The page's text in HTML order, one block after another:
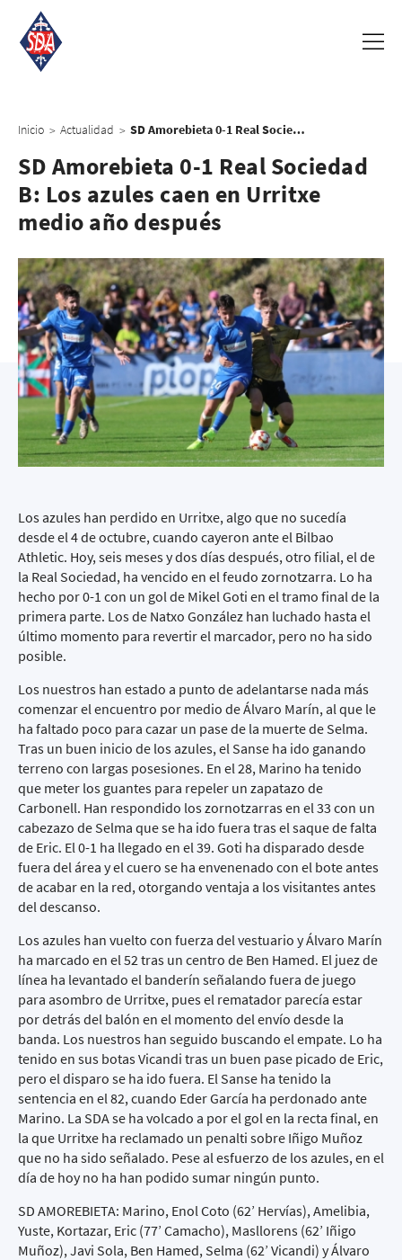
Inicio > Actualidad > SD Amorebieta 0-1 Real Sociedad B: Los azules caen en Urritxe medio año después
SD Amorebieta 0-1 Real Sociedad
B: Los azules caen en Urritxe
medio año después
Los azules han perdido en Urritxe, algo que no sucedía
desde el 4 de octubre, cuando cayeron ante el Bilbao
Athletic. Hoy, seis meses y dos días después, otro filial, el de
la Real Sociedad, ha vencido en el feudo zornotzarra. Lo ha
hecho por 0-1 con un gol de Mikel Goti en el tramo final de la
primera parte. Los de Natxo González han luchado hasta el
último momento para revertir el marcador, pero no ha sido
posible.
Los nuestros han estado a punto de adelantarse nada más
comenzar el encuentro por medio de Álvaro Marín, al que le
ha faltado poco para cazar un pase de la muerte de Selma.
Tras un buen inicio de los azules, el Sanse ha ido ganando
terreno con largas posesiones. En el 28, Marino ha tenido
que meter los guantes para repeler un zapatazo de
Carbonell. Han respondido los zornotzarras en el 33 con un
cabezazo de Selma que se ha ido fuera tras el saque de falta
de Eric. El 0-1 ha llegado en el 39. Goti ha disparado desde
fuera del área y el cuero se ha envenenado con el bote antes
de acabar en la red, otorgando ventaja a los visitantes antes
del descanso.
Los azules han vuelto con fuerza del vestuario y Álvaro Marín
ha marcado en el 52 tras un centro de Ben Hamed. El juez de
línea ha levantado el banderín señalando fuera de juego
para asombro de Urritxe, pues el rematador parecía estar
por detrás del balón en el momento del envío desde la
banda. Los nuestros han seguido buscando el empate. Lo ha
tenido en sus botas Vicandi tras un buen pase picado de Eric,
pero el disparo se ha ido fuera. El Sanse ha tenido la
sentencia en el 82, cuando Eder García ha perdonado ante
Marino. La SDA se ha volcado a por el gol en la recta final, en
la que Urritxe ha reclamado un penalti sobre Iñigo Muñoz
que no ha sido señalado. Pese al esfuerzo de los azules, en el
día de hoy no ha han podido sumar ningún punto.
SD AMOREBIETA: Marino, Enol Coto (62’ Hervías), Amelibia,
Yuste, Kortazar, Eric (77’ Camacho), Masllorens (62’ Iñigo
Muñoz), Javi Sola, Ben Hamed, Selma (62’ Vicandi) y Álvaro